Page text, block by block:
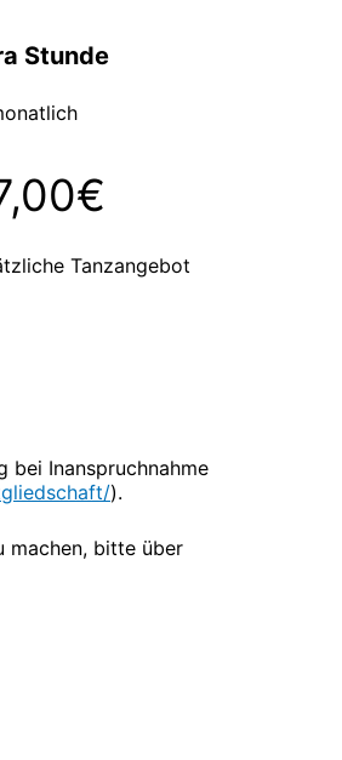
Stunde
Tanzangebot
bei Inanspruchnahme
).
machen, bitte über